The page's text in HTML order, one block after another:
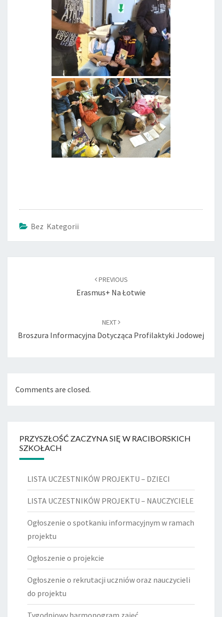
Bez Kategorii
PREVIOUS
Erasmus+ Na Łotwie
NEXT
Broszura Informacyjna Dotycząca Profilaktyki Jodowej
Comments are closed.
PRZYSZŁOŚĆ ZACZYNA SIĘ W RACIBORSKICH
SZKOŁACH
LISTA UCZESTNIKÓW PROJEKTU – DZIECI
LISTA UCZESTNIKÓW PROJEKTU – NAUCZYCIELE
Ogłoszenie o spotkaniu informacyjnym w ramach
projektu
Ogłoszenie o projekcie
Ogłoszenie o rekrutacji uczniów oraz nauczycieli
do projektu